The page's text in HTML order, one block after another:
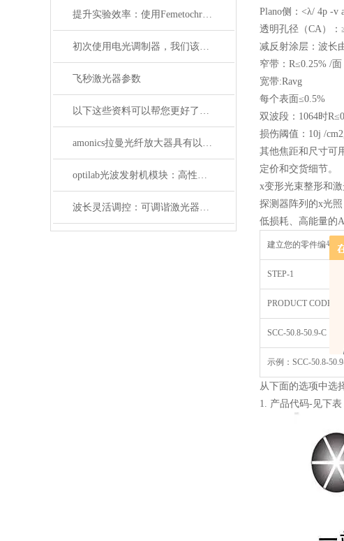
提升实验效率：使用Femetochrome快速扫描自相关仪的优势
初次使用电光调制器，我们该注意什么事项？
飞秒激光器参数
以下这些资料可以帮您更好了解偏振分析仪
amonics拉曼光纤放大器具有以下四大优点
optilab光波发射机模块：高性能通信的核心组件
波长灵活调控：可调谐激光器在WDM系统中的应用解析
Plano侧：<λ/ 4p -v
透明孔径（CA）：
减反射涂层：波长
窄带：R≤0.25% /面
宽带:Ravg
每个表面≤0.5%
双波段：1064时
损伤阈值：10j /
其他焦距和尺寸可
定价和交货细节。
x变形光束整形和
探测器阵列的x光照
低损耗、高能量的
建立您的零件编号
STEP-1
PRODUCT CODE
SCC-50.8-50.9-C
示例：SCC-50.8-
从下面的选项中选
1. 产品代码-见下表